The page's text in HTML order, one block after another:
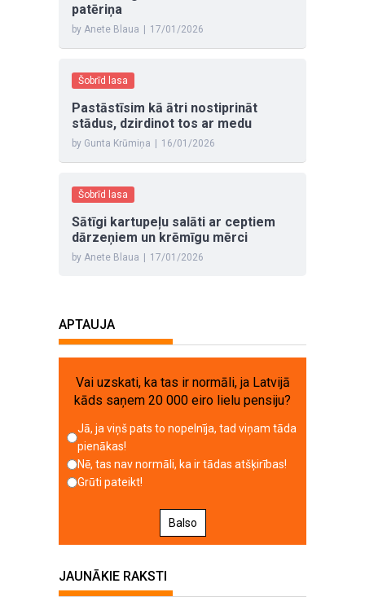
patēriņa
by Anete Blaua 17/01/2026
Šobrīd lasa
Pastāstīsim kā ātri nostiprināt
stādus, dzirdinot tos ar medu
by Gunta Krūmiņa 16/01/2026
Šobrīd lasa
Sātīgi kartupeļu salāti ar ceptiem
dārzeņiem un krēmīgu mērci
by Anete Blaua 17/01/2026
APTAUJA
Vai uzskati, ka tas ir normāli, ja Latvijā
kāds saņem 20 000 eiro lielu pensiju?
Jā, ja viņš pats to nopelnīja, tad viņam tāda
pienākas!
Nē, tas nav normāli, ka ir tādas atšķirības!
Grūti pateikt!
Balso
JAUNĀKIE RAKSTI